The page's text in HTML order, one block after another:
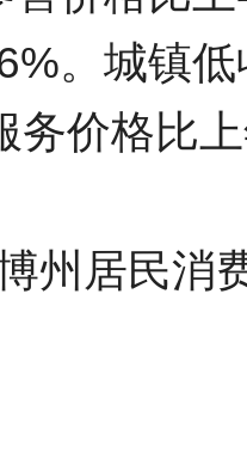
。城镇
务价格比
州居民消